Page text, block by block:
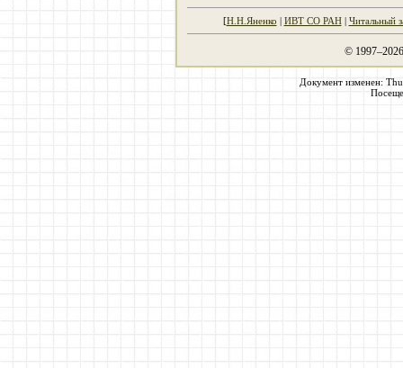
[Н.Н.Яненко | ИВТ СО РАН| Читальный
©
Документ изменен: